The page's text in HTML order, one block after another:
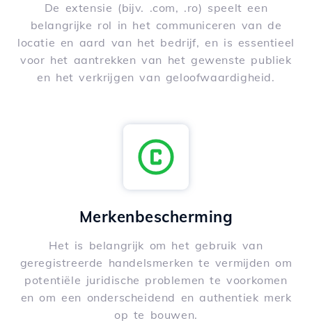
De extensie (bijv. .com, .ro) speelt een
belangrijke rol in het communiceren van de
locatie en aard van het bedrijf, en is essentieel
voor het aantrekken van het gewenste publiek
en het verkrijgen van geloofwaardigheid.
Merkenbescherming
Het is belangrijk om het gebruik van
geregistreerde handelsmerken te vermijden om
potentiële juridische problemen te voorkomen
en om een onderscheidend en authentiek merk
op te bouwen.